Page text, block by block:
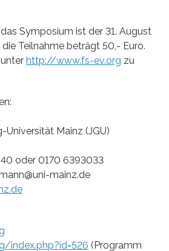
Symposium ist der 31. August
die Teilnahme beträgt 50,- Euro.
http://www.fs-ev.org zu
Universität Mainz (JGU)
oder 0170 6393033
mainz.de
index.php?id=526 (Programm